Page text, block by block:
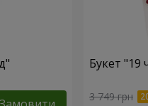
Букет "19
3 749 грн